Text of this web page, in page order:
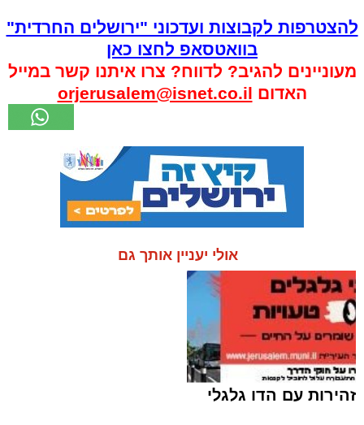
להצטרפות לקבוצות ועדכוני "ירושלים החרדית"
בוואטסאפ לחצו כאן
מעוניינים להגיב? לדווח? צרו איתנו קשר במייל
האדום orjerusalem@isnet.co.il
אולי יעניין אותך גם
זהירות עם הדו גלגלי